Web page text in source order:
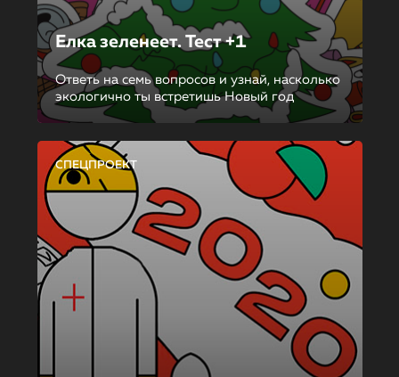
Елка зеленеет. Тест +1
Ответь на семь вопросов и узнай, насколько
экологично ты встретишь Новый год
СПЕЦПРОЕКТ